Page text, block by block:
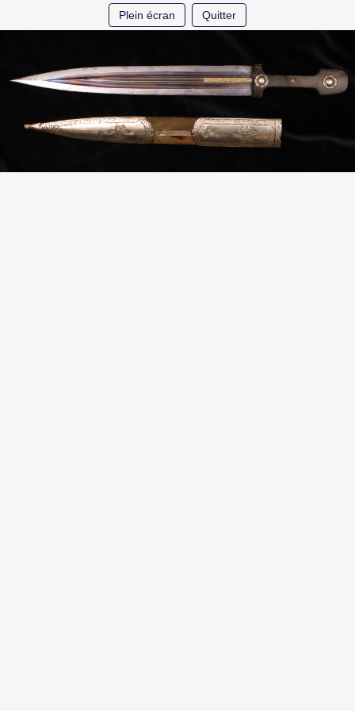
Plein écran Quitter